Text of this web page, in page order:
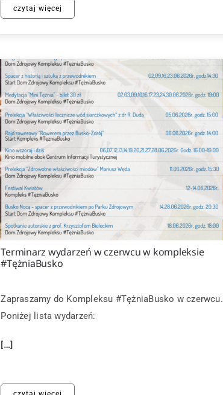
czytaj więcej
Terminarz wydarzeń w czerwcu w kompleksie
#TężniaBusko
Zapraszamy do Kompleksu #TężniaBusko w czerwcu.
Poniżej lista wydarzeń:
[…]